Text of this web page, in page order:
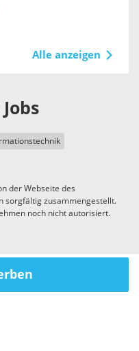
Alle anzeigen
der Webseite des
sorgfältig zusammengestellt.
noch nicht autorisiert.